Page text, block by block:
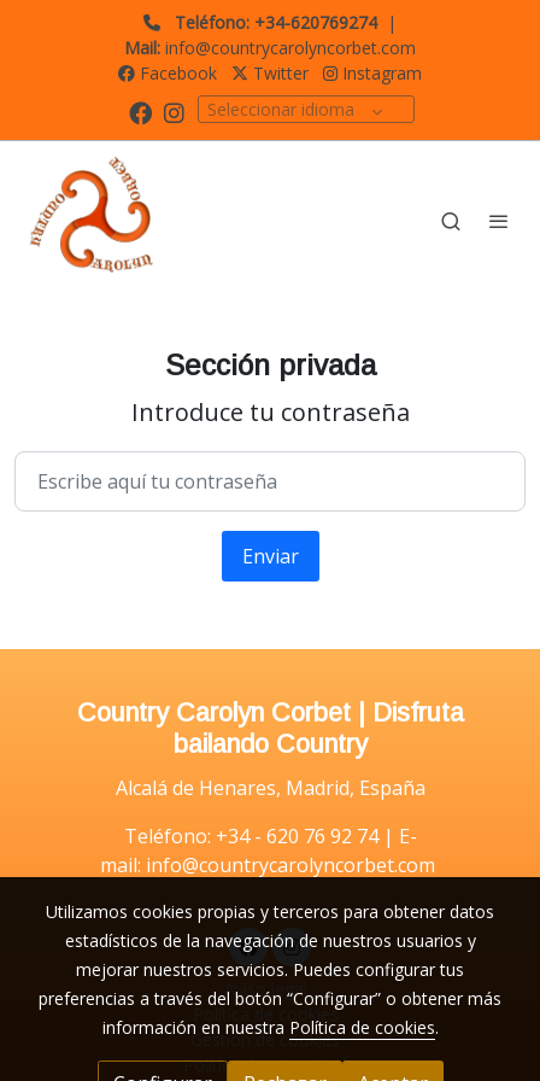
Teléfono: +34-620769274|
Mail: info@countrycarolyncorbet.com
Facebook
Twitter
Instagram
Seleccionar idioma
Sección privada
Introduce tu contraseña
Enviar
Country Carolyn Corbet | Disfruta
bailando Country
Alcalá de Henares, Madrid, España
Teléfono: +34 - 620 76 92 74 | E-
mail: info@countrycarolyncorbet.com
Aviso legal
Política de cookies
Gestión de cookies
Política de privacidad
Utilizamos cookies propias y terceros para obtener datos
estadísticos de la navegación de nuestros usuarios y
mejorar nuestros servicios. Puedes configurar tus
preferencias a través del botón “Configurar” o obtener más
información en nuestra Política de cookies.